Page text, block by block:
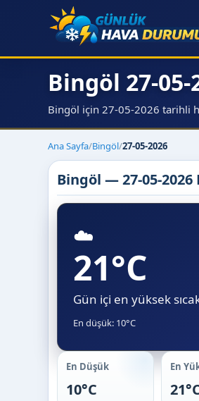
Bingöl 27-
Bingöl için 27-05-2026 tarihli
Ana Sayfa/Bingöl/27-05-2026
Bingöl — 27-05-
☁️
21°C
Gün içi en yüksek
En düşük: 10°C
En Düşük
10°C
En